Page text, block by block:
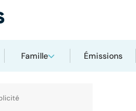
Famille Émissions